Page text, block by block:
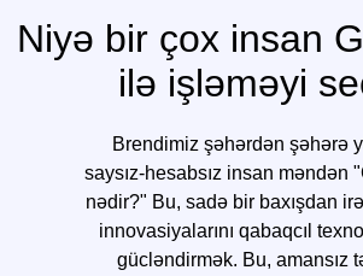
Niyə bir çox insan
ilə işləməyi
Brendimiz şəhərdən şəhərə
saysız-hesabsız insan məndən
nədir?" Bu, sadə bir baxışdan
innovasiyalarını qabaqcıl
gücləndirmək. Bu, amansız